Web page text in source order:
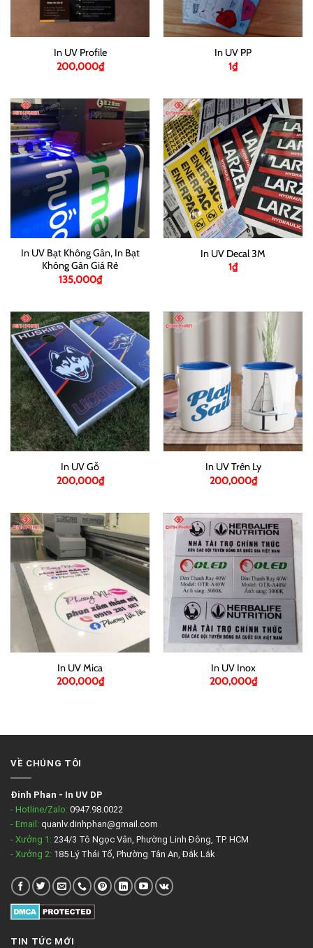
In UV Profile
200,000₫
In UV PP
1₫
In UV Bạt Không Gân, In Bạt
Không Gân Giá Rẻ
135,000₫
In UV Decal 3M
1₫
In UV Gỗ
200,000₫
In UV Trên Ly
200,000₫
In UV Mica
200,000₫
In UV Inox
200,000₫
VỀ CHÚNG TÔI
Đinh Phan - In UV DP
- Hotline/Zalo: 0947.98.0022
- Email: quanlv.dinhphan@gmail.com
- Xưởng 1: 234/3 Tô Ngọc Vân, Phường Linh Đông, TP. HCM
- Xưởng 2: 185 Lý Thái Tổ, Phường Tân An, Đắk Lắk
TIN TỨC MỚI